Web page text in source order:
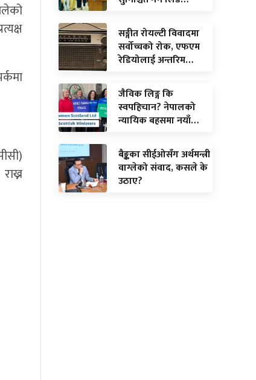
सङ्गीत रोयल्टी विवादमा
सर्वोच्चको रोक, एफएम
रेडियोलाई अन्तरिम…
जैविक लिङ्ग कि
स्वपहिचान? नेपालको
न्यायिक बहसमा नयाँ…
बैङ्कका सीईओसँग अर्थमन्त्री
वाग्लेको संवाद, कसले के
उठाए?